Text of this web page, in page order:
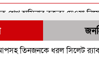
শেখ হাসিনার বক্তব্য দেওয়া নিয়ে
ক্ষোভ
সাবেক মন্ত্রী-এমপিরা কে
তিনজনকে ধরল সিলেট